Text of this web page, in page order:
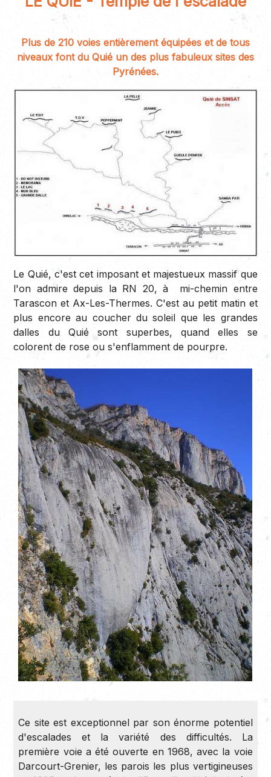
Plus de 210 voies entièrement équipées et de tous
niveaux font du Quié un des plus fabuleux sites des
Pyrénées.
Le Quié, c'est cet imposant et majestueux massif que
l'on admire depuis la RN 20, à mi-chemin entre
Tarascon et Ax-Les-Thermes. C'est au petit matin et
plus encore au coucher du soleil que les grandes
dalles du Quié sont superbes, quand elles se
colorent de rose ou s'enflamment de pourpre.
Ce site est exceptionnel par son énorme potentiel
d'escalades et la variété des difficultés. La
première voie a été ouverte en 1968, avec la voie
Darcourt-Grenier, les parois les plus vertigineuses